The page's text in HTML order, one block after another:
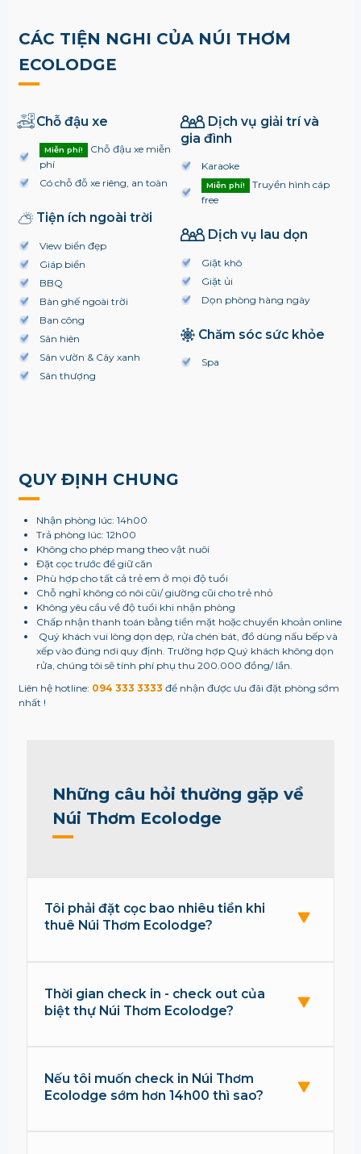
CÁC TIỆN NGHI CỦA NÚI THƠM
ECOLODGE
Chỗ đậu xe
Miễn phí!
Chỗ đậu xe miễn
phí
Có chỗ đỗ xe riêng, an toàn
Tiện ích ngoài trời
View biển đẹp
Giáp biển
BBQ
Bàn ghế ngoài trời
Ban công
Sân hiên
Sân vườn & Cây xanh
Sân thượng
Dịch vụ giải trí và
gia đình
Karaoke
Miễn phí!
Truyền hình cáp
free
Dịch vụ lau dọn
Giặt khô
Giặt ủi
Dọn phòng hàng ngày
Chăm sóc sức khỏe
Spa
QUY ĐỊNH CHUNG
Nhận phòng lúc: 14h00
Trả phòng lúc: 12h00
Không cho phép mang theo vật nuôi
Đặt cọc trước để giữ căn
Phù hợp cho tất cả trẻ em ở mọi độ tuổi
Chỗ nghỉ không có nôi cũi/ giường cũi cho trẻ nhỏ
Không yêu cầu về độ tuổi khi nhận phòng
Chấp nhận thanh toán bằng tiền mặt hoặc chuyển khoản online
Quý khách vui lòng dọn dẹp, rửa chén bát, đồ dùng nấu bếp và
xếp vào đúng nơi quy định. Trường hợp Quý khách không dọn
rửa, chúng tôi sẽ tính phí phụ thu 200.000 đồng/ lần.
Liên hệ hotline: 094 333 3333 để nhận được ưu đãi đặt phòng sớm
nhất !
Những câu hỏi thường gặp về
Núi Thơm Ecolodge
Tôi phải đặt cọc bao nhiêu tiền khi
thuê Núi Thơm Ecolodge?
Thời gian check in - check out của
biệt thự Núi Thơm Ecolodge?
Nếu tôi muốn check in Núi Thơm
Ecolodge sớm hơn 14h00 thì sao?